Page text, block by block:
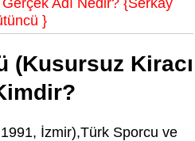
Adı Nedir? {Serkay
}
(Kusursuz Kiracı
İzmir),Türk Sporcu ve